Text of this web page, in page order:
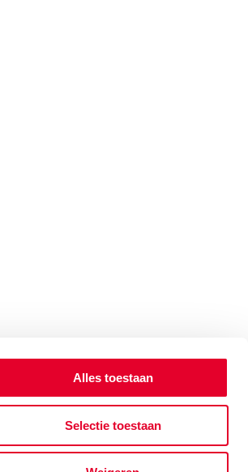
Alles toestaan
Selectie toestaan